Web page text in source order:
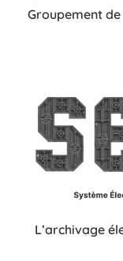
Groupement
L’archivage